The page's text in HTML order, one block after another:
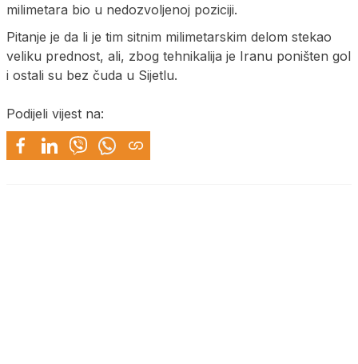
milimetara bio u nedozvoljenoj poziciji.
Pitanje je da li je tim sitnim milimetarskim delom stekao
veliku prednost, ali, zbog tehnikalija je Iranu poništen gol
i ostali su bez čuda u Sijetlu.
Podijeli vijest na: